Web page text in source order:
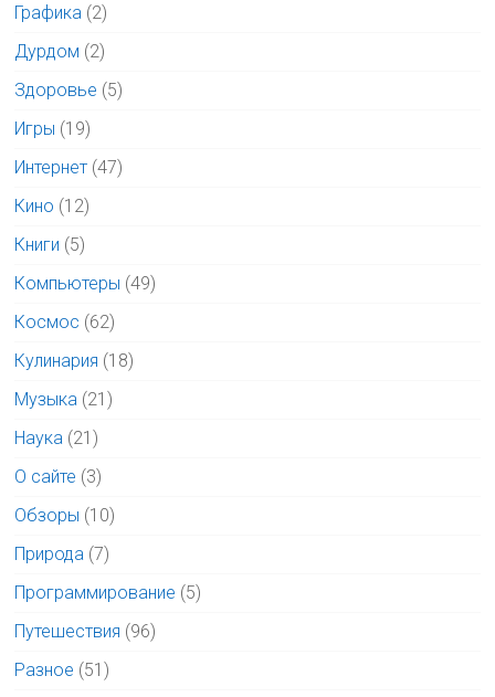
Графика (2)
Дурдом (2)
Здоровье (5)
Игры (19)
Интернет (47)
Кино (12)
Книги (5)
Компьютеры (49)
Космос (62)
Кулинария (18)
Музыка (21)
Наука (21)
О сайте (3)
Обзоры (10)
Природа (7)
Программирование (5)
Путешествия (96)
Разное (51)